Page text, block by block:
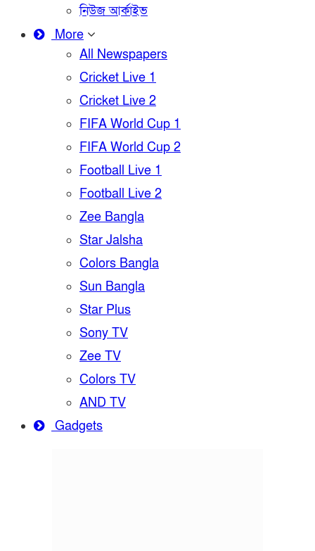
নিউজ আর্কাইভ
More
All Newspapers
Cricket Live 1
Cricket Live 2
FIFA World Cup 1
FIFA World Cup 2
Football Live 1
Football Live 2
Zee Bangla
Star Jalsha
Colors Bangla
Sun Bangla
Star Plus
Sony TV
Zee TV
Colors TV
AND TV
Gadgets